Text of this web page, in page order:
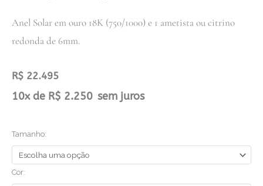
Anel Solar em ouro 18K (750/1000) e 1 ametista ou citrino
redonda de 6mm.
R$ 22.495
10x de R$ 2.250 sem juros
Tamanho:
Cor:
Anel